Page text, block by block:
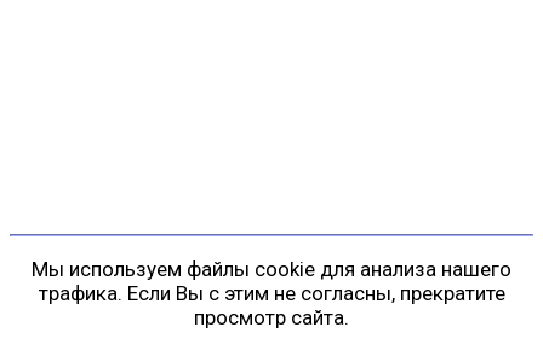
Мы используем файлы cookie для анализа нашего
трафика. Если Вы с этим не согласны, прекратите
просмотр сайта.